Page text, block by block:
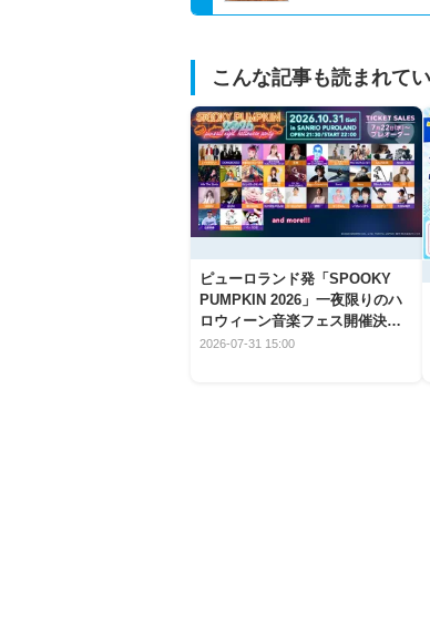
こんな記事も読まれて
ピューロランド発「SPOOKY
PUMPKIN 2026」一夜限りのハ
ロウィーン音楽フェス開催決
定！
2026-07-31 15:00